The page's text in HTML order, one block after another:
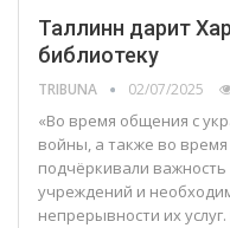
Таллинн дарит
библиотеку
TRIBUNA 02/07/2025
«Во время общения с
войны, а также во
подчёркивали
учреждений и
непрерывности их